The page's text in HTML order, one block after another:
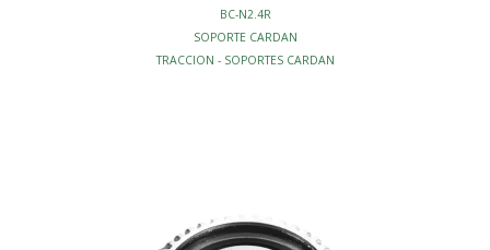
BC-N2.4R
SOPORTE CARDAN
TRACCION - SOPORTES CARDAN